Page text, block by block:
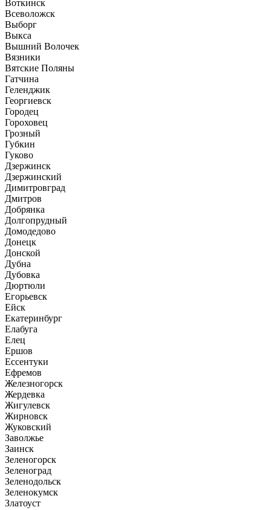
Воткинск
Всеволожск
Выборг
Выкса
Вышний Волочек
Вязники
Вятские Поляны
Гатчина
Геленджик
Георгиевск
Городец
Гороховец
Грозный
Губкин
Гуково
Дзержинск
Дзержинский
Димитровград
Дмитров
Добрянка
Долгопрудный
Домодедово
Донецк
Донской
Дубна
Дубовка
Дюртюли
Егорьевск
Ейск
Екатеринбург
Елабуга
Елец
Ершов
Ессентуки
Ефремов
Железногорск
Жердевка
Жигулевск
Жирновск
Жуковский
Заволжье
Заинск
Зеленогорск
Зеленоград
Зеленодольск
Зеленокумск
Златоуст